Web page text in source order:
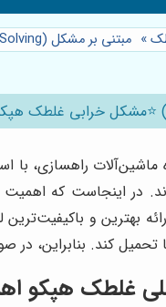
» مبتنی بر مشکل (Problem-Solving) ⭐️مشکل خرابی غلطک هپکو؟ راهنمای تعویض لوازم یدکی + عیب یابی🛠️
راهسازی، با
اینجاست که اهمیت
بهترین و
تحمیل کند. بنابراین،
غلطک هپکو